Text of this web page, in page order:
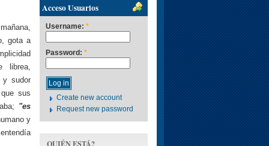
gota a
librea,
y sudor
sus
"es
y
Acceso Usuarios
Username: *
Password: *
Create new account
Request new password
QUIÉN ESTÁ?